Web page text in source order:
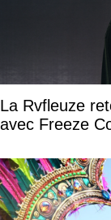
La Rvfleuze
avec Freeze